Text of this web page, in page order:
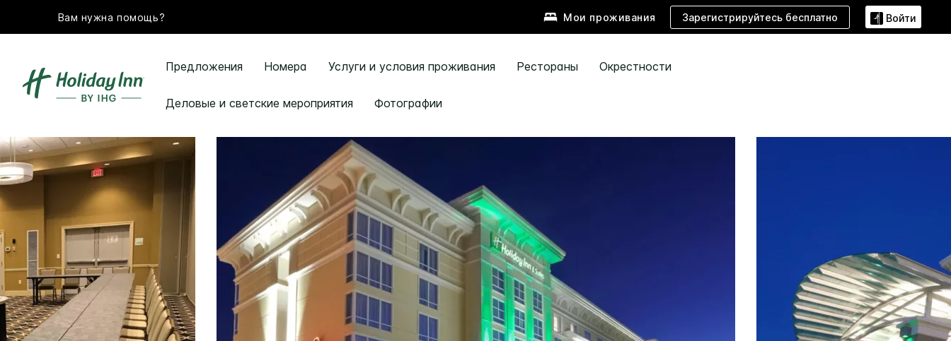
Вам нужна помощь? Мои проживания Зарегистрируйтесь бесплатно Войти
Предложения Номера Услуги и условия проживания Рестораны Окрестности
Деловые и светские мероприятия Фотографии